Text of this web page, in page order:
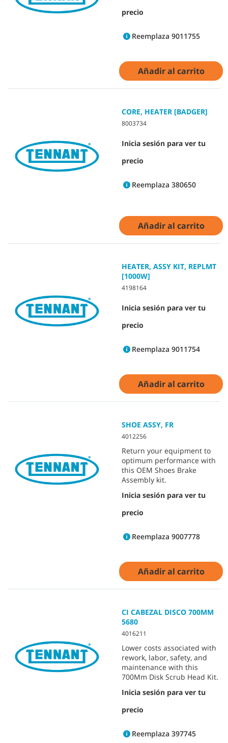
precio
Reemplaza 9011755
Añadir al carrito
CORE, HEATER [BADGER]
8003734
Inicia sesión para ver tu
precio
Reemplaza 380650
Añadir al carrito
HEATER, ASSY KIT, REPLMT
[1000W]
4198164
Inicia sesión para ver tu
precio
Reemplaza 9011754
Añadir al carrito
SHOE ASSY, FR
4012256
Return your equipment to
optimum performance with
this OEM Shoes Brake
Assembly kit.
Inicia sesión para ver tu
precio
Reemplaza 9007778
Añadir al carrito
CI CABEZAL DISCO 700MM
5680
4016211
Lower costs associated with
rework, labor, safety, and
maintenance with this
700Mm Disk Scrub Head Kit.
Inicia sesión para ver tu
precio
Reemplaza 397745